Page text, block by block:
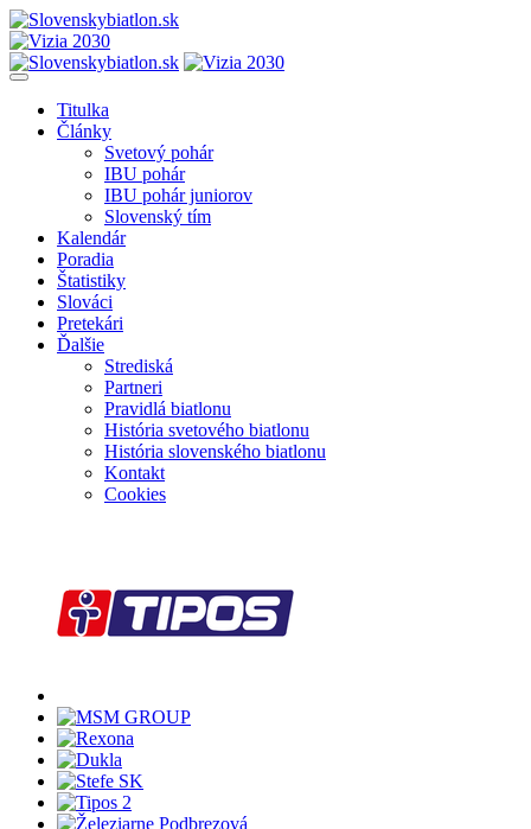
Titulka
Články
Svetový pohár
IBU pohár
IBU pohár juniorov
Slovenský tím
Kalendár
Poradia
Štatistiky
Slováci
Pretekári
Ďalšie
Strediská
Partneri
Pravidlá biatlonu
História svetového biatlonu
História slovenského biatlonu
Kontakt
Cookies